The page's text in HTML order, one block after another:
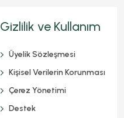
Gizlilik ve Kullanım
Üyelik Sözleşmesi
Kişisel Verilerin Korunması
Çerez Yönetimi
Destek